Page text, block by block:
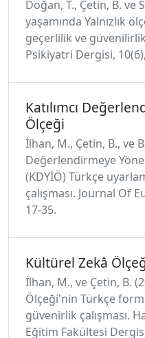
Doğan, T., Çetin, B. ve
yaşamında Yalnızlık
geçerlilik ve
Psikiyatri Dergisi,
Katılımcı
Ölçeği
İlhan, M., Çetin, B., ve
Değerlendirmeye
(KDYİÖ) Türkçe
çalışması. Journal Of
17-35.
Kültürel Zekâ
İlhan, M., ve Çetin, B.
Ölçeği'nin Türkçe
güvenirlik çalışması.
Eğitim Fakültesi